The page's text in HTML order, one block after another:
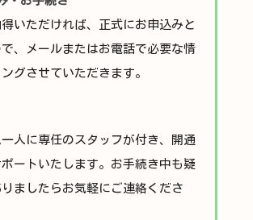
いただければ、正式にお申込みと
、メールまたはお電話で必要な情
グさせていただきます。
人に専任のスタッフが付き、開通
ートいたします。お手続き中も疑
ましたらお気軽にご連絡くださ